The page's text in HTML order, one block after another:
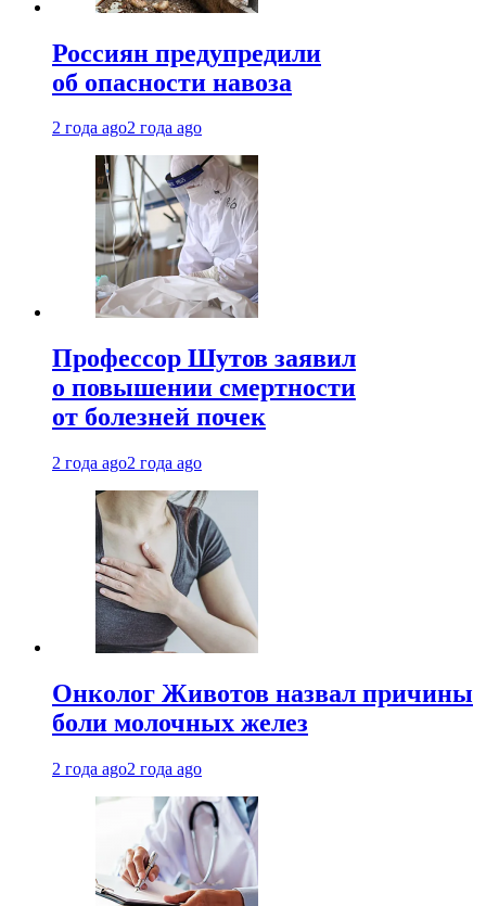
Россиян предупредили
об опасности навоза
2 года ago2 года ago
Профессор Шутов заявил
о повышении смертности
от болезней почек
2 года ago2 года ago
Онколог Животов назвал причины
боли молочных желез
2 года ago2 года ago